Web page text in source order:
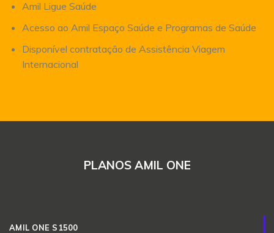
Amil Ligue Saúde
Acesso ao Amil Espaço Saúde e Programas de Saúde
Disponível contratação de Assistência Viagem
Internacional
PLANOS AMIL ONE
AMIL ONE S1500